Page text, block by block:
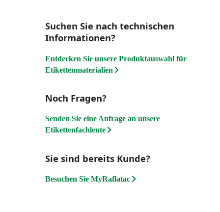
Suchen Sie nach technischen
Informationen?
Entdecken Sie unsere Produktauswahl für
Etikettenmaterialien
Noch Fragen?
Senden Sie eine Anfrage an unsere
Etikettenfachleute
Sie sind bereits Kunde?
Besuchen Sie MyRaflatac